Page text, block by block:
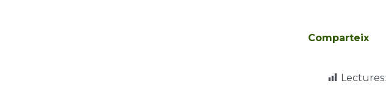
Comparteix
Lectures: